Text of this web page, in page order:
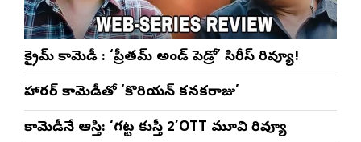
క్రైమ్ కామెడీ : ‘ప్రీతమ్ అండ్ పెడ్రో’ సిరీస్ రివ్యూ!
హారర్ కామెడీతో ‘కొరియన్ కనకరాజు’
కామెడీనే ఆస్తి: ‘గట్ట కుస్తీ 2’OTT మూవి రివ్యూ